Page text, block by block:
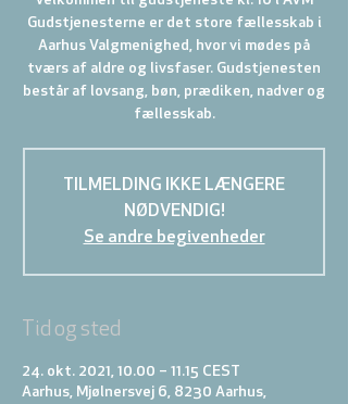
Gudstjenesterne er det store fællesskab i
Aarhus Valgmenighed, hvor vi mødes på
tværs af aldre og livsfaser. Gudstjenesten
består af lovsang, bøn, prædiken, nadver og
fællesskab.
TILMELDING IKKE LÆNGERE
NØDVENDIG!
Se andre begivenheder
Tid og sted
24. okt. 2021, 10.00 – 11.15 CEST
Aarhus, Mjølnersvej 6, 8230 Aarhus,